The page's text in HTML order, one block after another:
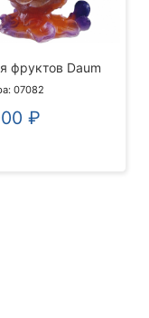
фруктов Daum
07082
₽